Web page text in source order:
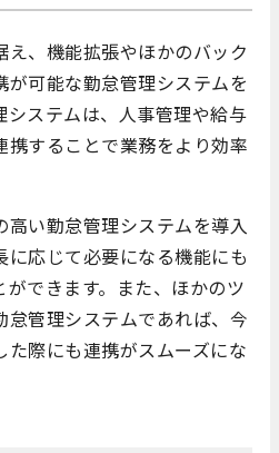
、機能拡張やほかのバック
可能な勤怠管理システムを
システムは、人事管理や給与
することで業務をより効率
高い勤怠管理システムを導入
に応じて必要になる機能にも
できます。また、ほかのツ
怠管理システムであれば、今
際にも連携がスムーズにな